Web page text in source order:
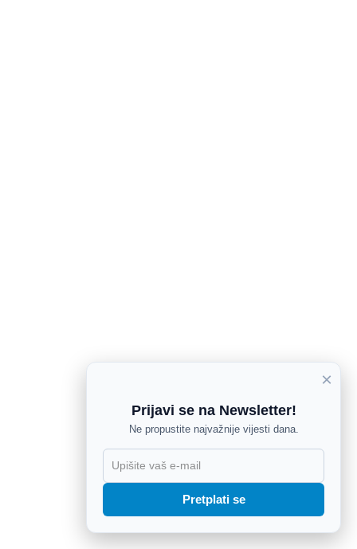
×
Prijavi se na Newsletter!
Ne propustite najvažnije vijesti dana.
Pretplati se